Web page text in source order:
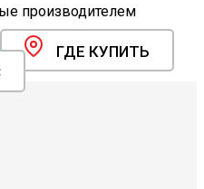
производителем
ГДЕ КУПИТЬ